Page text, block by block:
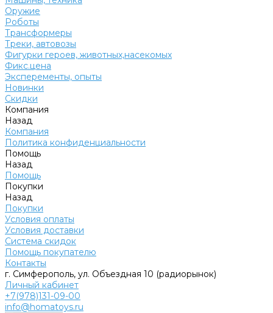
Оружие
Роботы
Трансформеры
Треки, автовозы
Фигурки героев, животных,насекомых
Фикс.цена
Эксперементы, опыты
Новинки
Скидки
Компания
Назад
Компания
Политика конфиденциальности
Помощь
Назад
Помощь
Покупки
Назад
Покупки
Условия оплаты
Условия доставки
Система скидок
Помощь покупателю
Контакты
г. Симферополь, ул. Объездная 10 (радиорынок)
Личный кабинет
+7(978)131-09-00
info@homatoys.ru